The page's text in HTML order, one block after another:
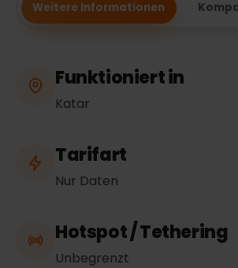
Weitere Informationen
Funktioniert in
Katar
Tarifart
Nur Daten
Hotspot / Tethering
Unbegrenzt